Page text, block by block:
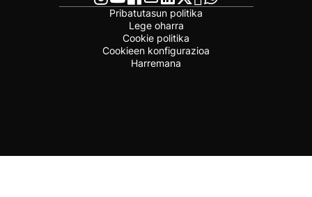
Pribatutasun politika
Lege oharra
Cookie politika
Cookieen konfigurazioa
Harremana